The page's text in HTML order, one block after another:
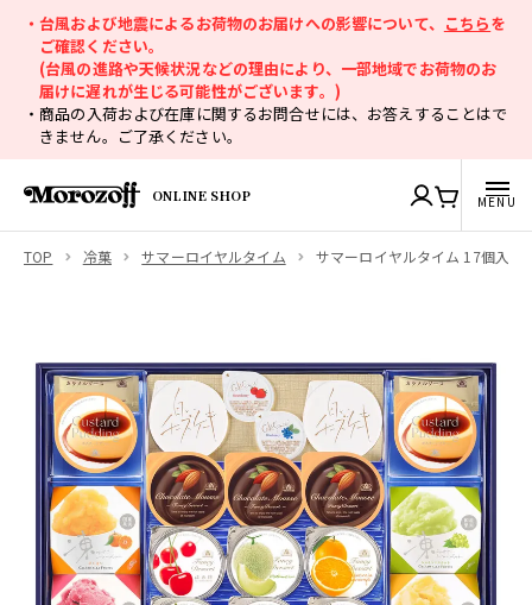
・台風および地震によるお荷物のお届けへの影響について、 こちらを
ご確認ください。
(台風の進路や天候状況などの理由により、一部地域でお荷物のお
届けに遅れが生じる可能性がございます。)
・商品の入荷および在庫に関するお問合せには、お答えすることはで
きません。ご了承ください。
ONLINE SHOP
TOP 冷菓 サマーロイヤルタイム サマーロイヤルタイム 17個入